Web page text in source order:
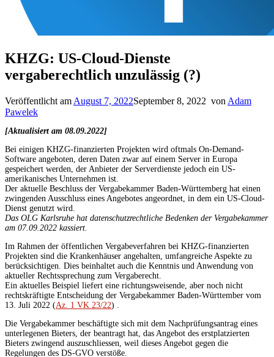
KHZG: US-Cloud-Dienste
vergaberechtlich unzulässig (?)
Veröffentlicht am August 7, 2022September 8, 2022 von Adam
Pawelek
[Aktualisiert am 08.09.2022]
Bei einigen KHZG-finanzierten Projekten wird oftmals On-Demand-
Software angeboten, deren Daten zwar auf einem Server in Europa
gespeichert werden, der Anbieter der Serverdienste jedoch ein US-
amerikanisches Unternehmen ist.
Der aktuelle Beschluss der Vergabekammer Baden-Württemberg hat einen
zwingenden Ausschluss eines Angebotes angeordnet, in dem ein US-Cloud-
Dienst genutzt wird.
Das OLG Karlsruhe hat datenschutzrechtliche Bedenken der Vergabekammer
am 07.09.2022 kassiert.
Im Rahmen der öffentlichen Vergabeverfahren bei KHZG-finanzierten
Projekten sind die Krankenhäuser angehalten, umfangreiche Aspekte zu
berücksichtigen. Dies beinhaltet auch die Kenntnis und Anwendung von
aktueller Rechtssprechung zum Vergaberecht.
Ein aktuelles Beispiel liefert eine richtungsweisende, aber noch nicht
rechtskräftigte Entscheidung der Vergabekammer Baden-Württember vom
13. Juli 2022 (Az. 1 VK 23/22) .
Die Vergabekammer beschäftigte sich mit dem Nachprüfungsantrag eines
unterlegenen Bieters, der beantragt hat, das Angebot des erstplatzierten
Bieters zwingend auszuschliessen, weil dieses Angebot gegen die
Regelungen des DS-GVO verstöße.